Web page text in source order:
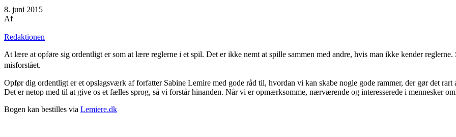
8. juni 2015
Af
Redaktionen
At lære at opføre sig ordentligt er som at lære reglerne i et spil. Det er ikke nemt at spille sammen med andre, hvis man ikke kender
misforstået.
Opfør dig ordentligt er et opslagsværk af forfatter Sabine Lemire med gode råd til, hvordan vi kan skabe nogle gode rammer, der gør det
Det er netop med til at give os et fælles sprog, så vi forstår hinanden. Når vi er opmærksomme, nærværende og interesserede i mennesker
Bogen kan bestilles via Lemiere.dk